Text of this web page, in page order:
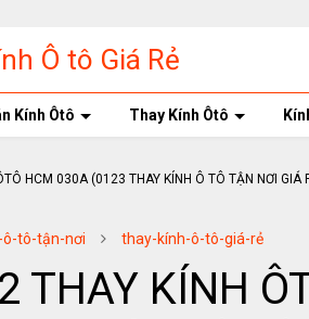
Ô tô Giá Rẻ
Kính Ôtô Thay Kính Ôtô
tô-tận-nơi thay-kính-ô-tô-giá-rẻ
THAY KÍNH